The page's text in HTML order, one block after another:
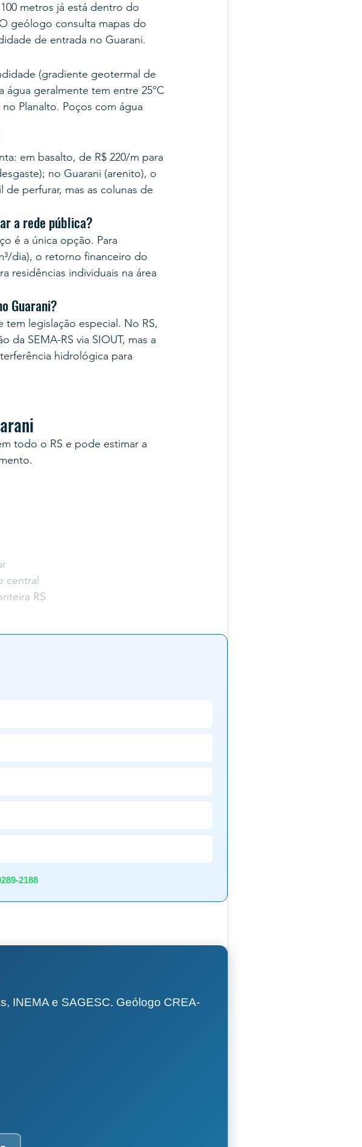
metros já está dentro do
geólogo consulta mapas do
de entrada no Guarani.
(gradiente geotermal de
água geralmente tem entre 25°C
Planalto. Poços com água
em basalto, de R$ 220/m para
no Guarani (arenito), o
de perfurar, mas as colunas de
a rede pública?
é a única opção. Para
dia), o retorno financeiro do
residências individuais na área
Guarani?
legislação especial. No RS,
SEMA-RS via SIOUT, mas a
hidrológica para
todo o RS e pode estimar a
central
RS
2188
INEMA e SAGESC. Geólogo CREA-